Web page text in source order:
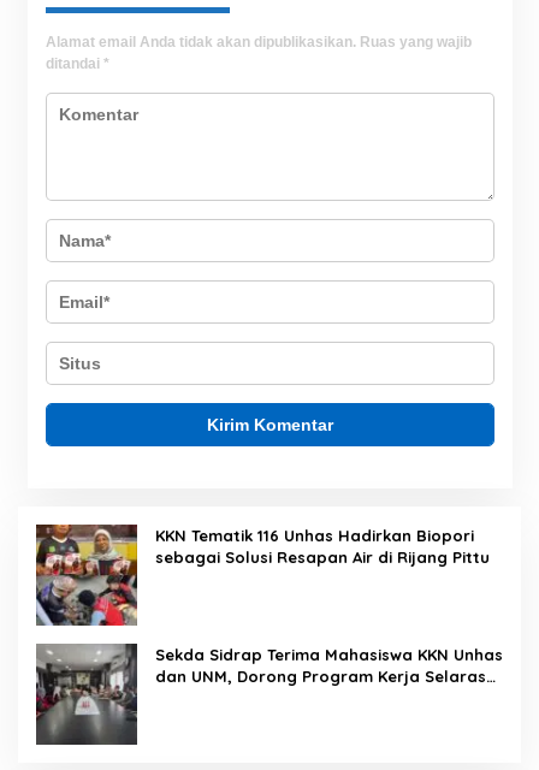
Alamat email Anda tidak akan dipublikasikan. Ruas yang wajib
ditandai *
KKN Tematik 116 Unhas Hadirkan Biopori
sebagai Solusi Resapan Air di Rijang Pittu
Sekda Sidrap Terima Mahasiswa KKN Unhas
dan UNM, Dorong Program Kerja Selaras